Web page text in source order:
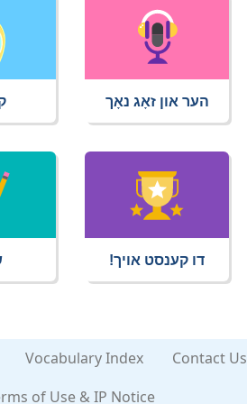
הער און זאָג נאָך
דו קענסט אויך!
Vocabulary Index Contact Us
of Use & IP Notice